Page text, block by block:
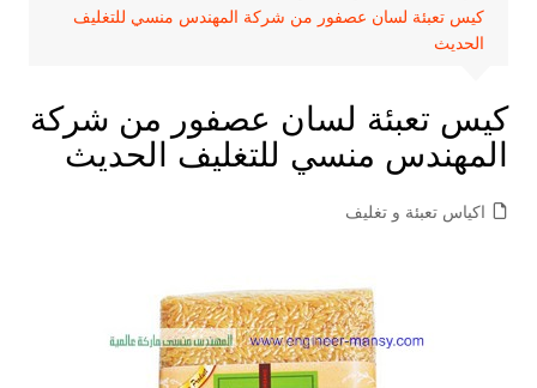
كيس تعبئة لسان عصفور من شركة المهندس منسي للتغليف
الحديث
كيس تعبئة لسان عصفور من شركة
المهندس منسي للتغليف الحديث
اكياس تعبئة و تغليف